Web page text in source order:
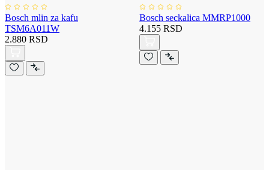
Bosch mlin za kafu
TSM6A011W
2.880 RSD
Bosch seckalica MMRP1000
4.155 RSD